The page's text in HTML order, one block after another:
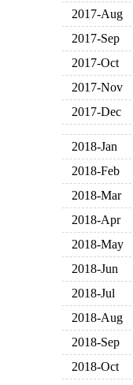
2017-Aug
2017-Sep
2017-Oct
2017-Nov
2017-Dec
2018-Jan
2018-Feb
2018-Mar
2018-Apr
2018-May
2018-Jun
2018-Jul
2018-Aug
2018-Sep
2018-Oct